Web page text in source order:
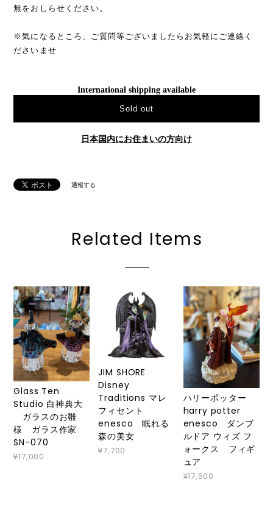
無をおしらせください。
※気になるところ、ご質問等ございましたらお気軽にご連絡く
ださいませ
International shipping available
Sold out
日本国内にお住まいの方向け
通報する
Related Items
Glass Ten
Studio 白神典大
ガラスのお雛
様 ガラス作家
SN-070
¥17,000
JIM SHORE
Disney
Traditions マレ
フィセント
enesco 眠れる
森の美女
¥7,700
ハリーポッター
harry potter
enesco ダンブ
ルドア ウィズ フ
ォークス フィギ
ュア
¥17,500